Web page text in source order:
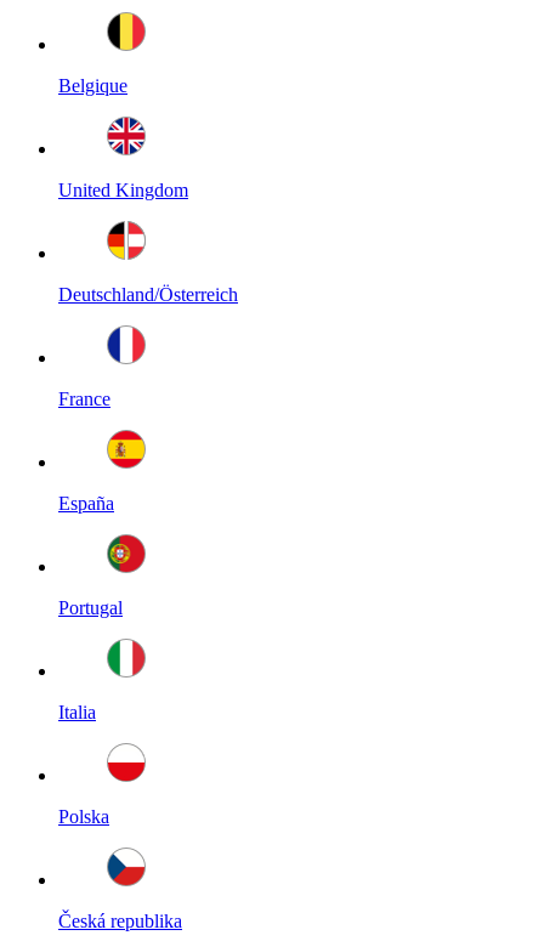
Belgique
United Kingdom
Deutschland/Österreich
France
España
Portugal
Italia
Polska
Česká republika